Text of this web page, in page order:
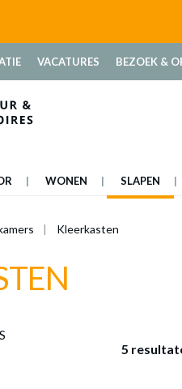
VACATURES BEZOEK &
WONEN SLAPEN
Kleerkasten
5